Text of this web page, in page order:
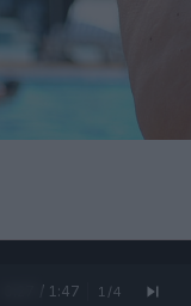
0:28 / 1:47 1 /4